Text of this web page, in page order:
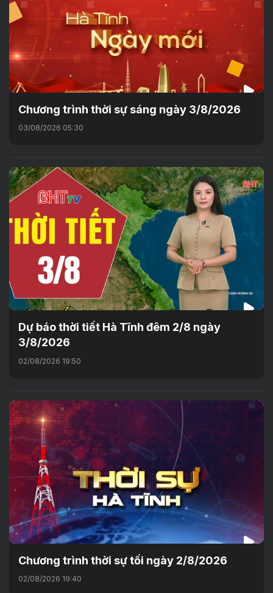
Chương trình thời sự sáng ngày 3/8/2026
03/08/2026 05:30
Dự báo thời tiết Hà Tĩnh đêm 2/8 ngày
3/8/2026
02/08/2026 19:50
Chương trình thời sự tối ngày 2/8/2026
02/08/2026 19:40